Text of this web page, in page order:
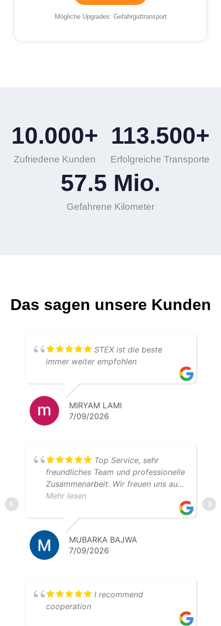
Mögliche Upgrades: Gefahrguttransport
Zufriedene Kunden
10.000+
Erfolgreiche Transporte
113.500+
Gefahrene Kilometer
57.5 Mio.
Das sagen unsere Kunden
STEX ist die beste
immer weiter empfohlen
MIRYAM LAMI
7/09/2026
Top Service, sehr
freundliches Team und professionelle
Zusammenarbeit. Wir freuen uns auf
weitere gemeinsame Transporte.
Mehr lesen
MUBARKA BAJWA
7/09/2026
I recommend
cooperation